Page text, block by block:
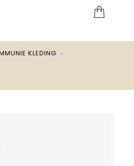
KLEDING